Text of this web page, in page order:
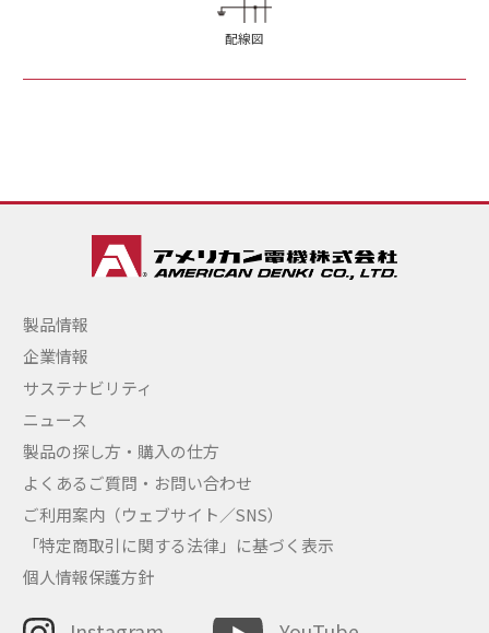
配線図
製品情報
企業情報
サステナビリティ
ニュース
製品の探し方・購入の仕方
よくあるご質問・お問い合わせ
ご利用案内（ウェブサイト／SNS）
「特定商取引に関する法律」に基づく表示
個人情報保護方針